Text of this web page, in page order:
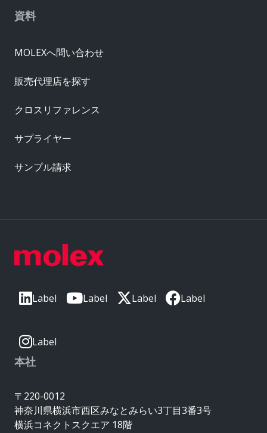
Label Label Label Label
Label
本社
〒220-0012
神奈川県横浜市西区みなとみらい3丁目3番3号
横浜コネクトスクエア 18階
資料
MOLEXへ問い合わせ
販売代理店を探す
クロスリファレンス
サプライヤー
サンプル請求